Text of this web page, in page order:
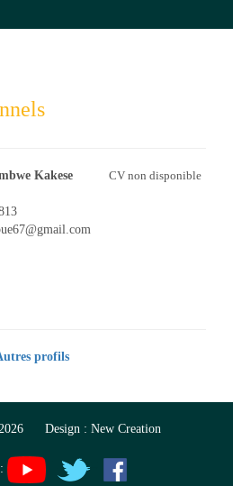
Kakese
CV non disponible
profils
2026 Design : New Creation
: